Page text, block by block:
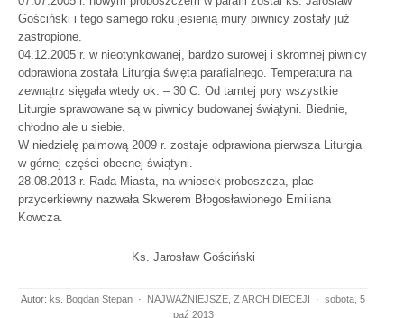
Gościński i tego samego roku jesienią mury piwnicy zostały już
zastropione.
04.12.2005 r. w nieotynkowanej, bardzo surowej i skromnej piwnicy
odprawiona została Liturgia święta parafialnego. Temperatura na
zewnątrz sięgała wtedy ok. – 30 C. Od tamtej pory wszystkie
Liturgie sprawowane są w piwnicy budowanej świątyni. Biednie,
chłodno ale u siebie.
W niedzielę palmową 2009 r. zostaje odprawiona pierwsza Liturgia
w górnej części obecnej świątyni.
28.08.2013 r. Rada Miasta, na wniosek proboszcza, plac
przycerkiewny nazwała Skwerem Błogosławionego Emiliana
Kowcza.
Ks. Jarosław Gościński
Autor: ks. Bogdan Stepan · NAJWAŻNIEJSZE Z ARCHIDIECEJI · sobota, 5
paź 2013